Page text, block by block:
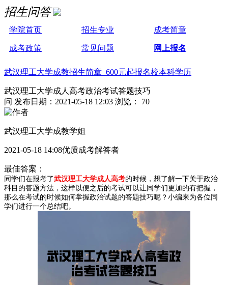
招生问答
学院首页 招生专业 成考简章
成考政策 常见问题 网上报名
武汉理工大学成教招生简章 600元起报名校本科学历
武汉理工大学成人高考政治考试答题技巧
问 发布日期：2021-05-18 12:03 浏览： 70
武汉理工大学成教学姐
2021-05-18 14:08优质成考解答者
最佳答案：
同学们在报考了武汉理工大学成人高考的时候，想了解一下关于政治
科目的答题方法，这样以便之后的考试可以让同学们更加的有把握，
那么在考试的时候如何掌握政治试题的答题技巧呢？小编来为各位同
学们进行一个总结吧。